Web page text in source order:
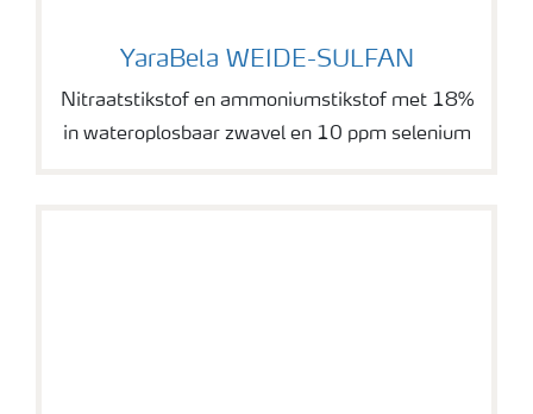
YaraBela WEIDE-SULFAN
Nitraatstikstof en ammoniumstikstof met 18%
in wateroplosbaar zwavel en 10 ppm selenium